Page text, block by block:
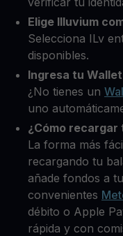
Elige Illuvium
Selecciona ILv
disponibles.
Ingresa tu
¿No tienes un
uno
¿Cómo recargar
La forma más
recargando tu
añade fondos a
convenientes
débito o Apple
rápida y con